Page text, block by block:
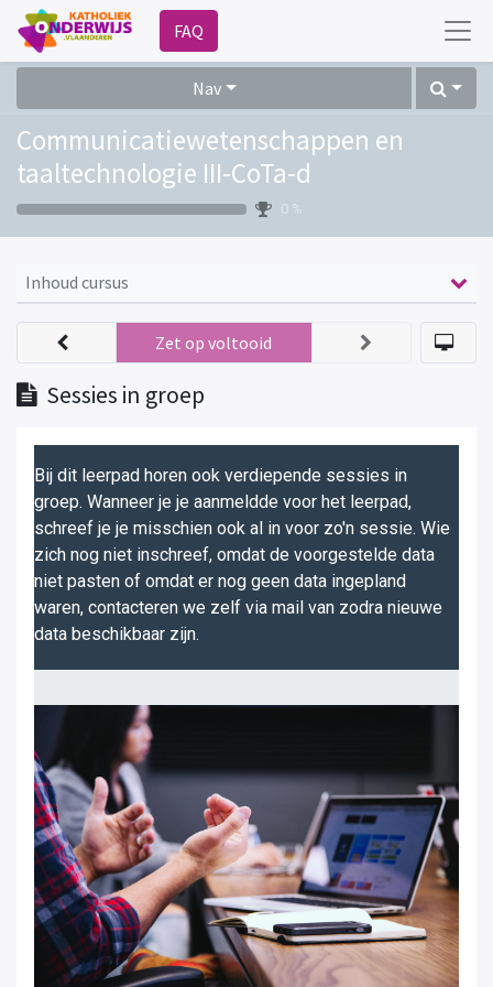
FAQ
Nav
Communicatiewetenschappen en
taaltechnologie III-CoTa-d
0 %
Inhoud cursus
Sessies in groep
Zet op voltooid
Bij dit leerpad horen ook verdiepende sessies in
groep. Wanneer je je aanmeldde voor het leerpad,
schreef je je misschien ook al in voor zo'n sessie. Wie
zich nog niet inschreef, omdat de voorgestelde data
niet pasten of omdat er nog geen data ingepland
waren, contacteren we zelf via mail van zodra nieuwe
data beschikbaar zijn.